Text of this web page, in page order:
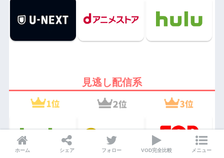
見逃し配信系
ホーム シェア フォロー VOD完全比較 メニュー